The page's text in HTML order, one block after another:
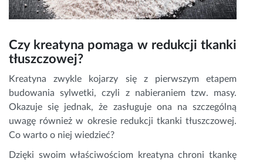
Czy kreatyna pomaga w redukcji tkanki
tłuszczowej?
Kreatyna zwykle kojarzy się z pierwszym etapem
budowania sylwetki, czyli z nabieraniem tzw. masy.
Okazuje się jednak, że zasługuje ona na szczególną
uwagę również w okresie redukcji tkanki tłuszczowej.
Co warto o niej wiedzieć?
Dzięki swoim właściwościom kreatyna chroni tkankę